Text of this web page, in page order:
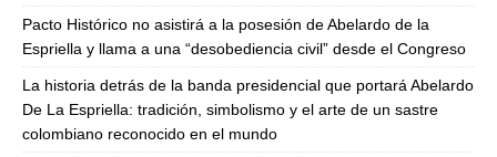
Pacto Histórico no asistirá a la posesión de Abelardo de la
Espriella y llama a una “desobediencia civil” desde el Congreso
La historia detrás de la banda presidencial que portará Abelardo
De La Espriella: tradición, simbolismo y el arte de un sastre
colombiano reconocido en el mundo